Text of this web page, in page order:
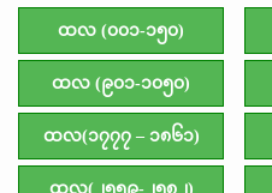
ထလ (၀၀၁-၁၅၀)
ထလ (၉၀၁-၁၀၅၀)
ထလ(၁၇၇၇ – ၁၈၆၁)
ထလ(၂၅၅၉-၂၅၈၂)